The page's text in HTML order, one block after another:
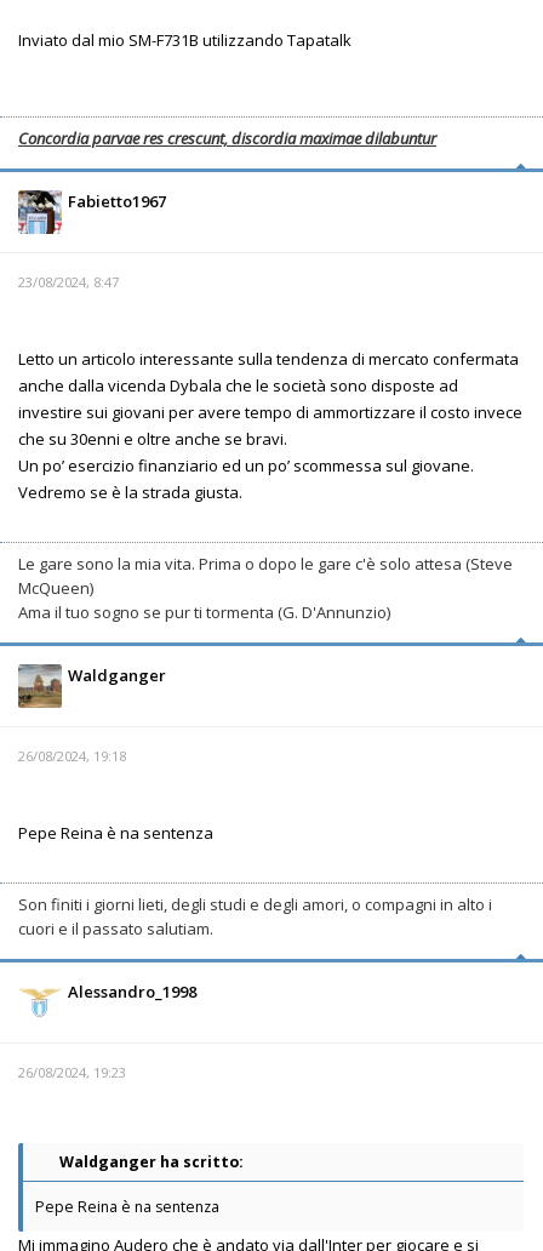
Inviato dal mio SM-F731B utilizzando Tapatalk
Concordia parvae res crescunt, discordia maximae dilabuntur
Fabietto1967
23/08/2024, 8:47
Letto un articolo interessante sulla tendenza di mercato confermata
anche dalla vicenda Dybala che le società sono disposte ad
investire sui giovani per avere tempo di ammortizzare il costo invece
che su 30enni e oltre anche se bravi.
Un po’ esercizio finanziario ed un po’ scommessa sul giovane.
Vedremo se è la strada giusta.
Le gare sono la mia vita. Prima o dopo le gare c'è solo attesa (Steve
McQueen)
Ama il tuo sogno se pur ti tormenta (G. D'Annunzio)
Waldganger
26/08/2024, 19:18
Pepe Reina è na sentenza
Son finiti i giorni lieti, degli studi e degli amori, o compagni in alto i
cuori e il passato salutiam.
Alessandro_1998
26/08/2024, 19:23
Waldganger ha scritto:
Pepe Reina è na sentenza
Mi immagino Audero che è andato via dall'Inter per giocare e si